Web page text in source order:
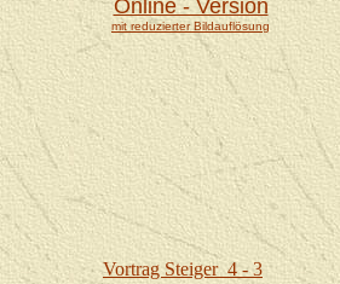
Online - Version
mit reduzierter Bildauflösung
Vortrag Steiger 4 - 3